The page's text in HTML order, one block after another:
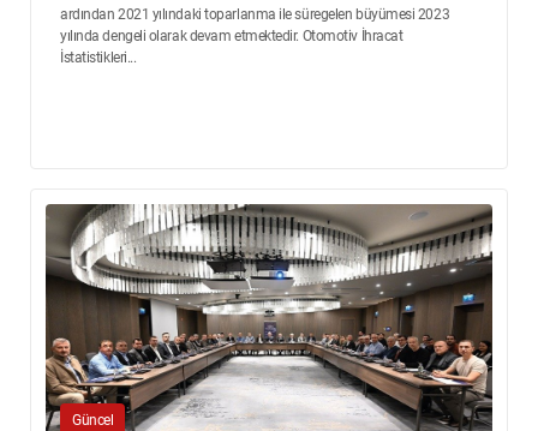
ardından 2021 yılındaki toparlanma ile süregelen büyümesi 2023
yılında dengeli olarak devam etmektedir. Otomotiv İhracat
İstatistikleri...
Güncel